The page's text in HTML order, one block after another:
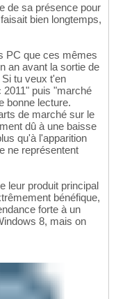
de sa présence pour
bien longtemps,
PC que ces mêmes
an avant la sortie de
tu veux t'en
puis "marché
bonne lecture.
de marché sur le
dû à une baisse
qu'à l'apparition
ne représentent
leur produit principal
bénéfique,
forte à un
8, mais on